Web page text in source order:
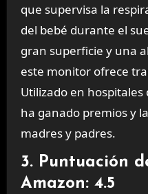
que supervisa la
del bebé durante el
gran superficie y una
este monitor ofrece
Utilizado en
ha ganado premios y
madres y padres.
3. Puntuación
Amazon: 4.5